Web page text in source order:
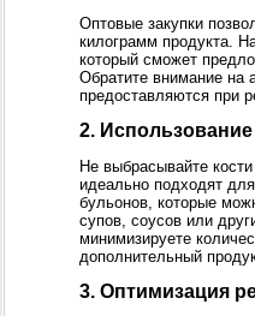
Оптовые закупки
килограмм продукта.
который сможет
Обратите внимание на
предоставляются при
2.
Не выбрасывайте
идеально подходят
бульонов, которые
супов, соусов или
минимизируете
дополнительный
3. Оптимизация